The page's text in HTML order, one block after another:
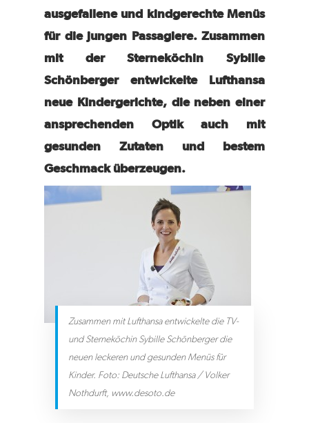
ausgefallene und kindgerechte Menüs
für die jungen Passagiere. Zusammen
mit der Sterneköchin Sybille
Schönberger entwickelte Lufthansa
neue Kindergerichte, die neben einer
ansprechenden Optik auch mit
gesunden Zutaten und bestem
Geschmack überzeugen.
Zusammen mit Lufthansa entwickelte die TV-
und Sterneköchin Sybille Schönberger die
neuen leckeren und gesunden Menüs für
Kinder. Foto: Deutsche Lufthansa / Volker
Nothdurft, www.desoto.de